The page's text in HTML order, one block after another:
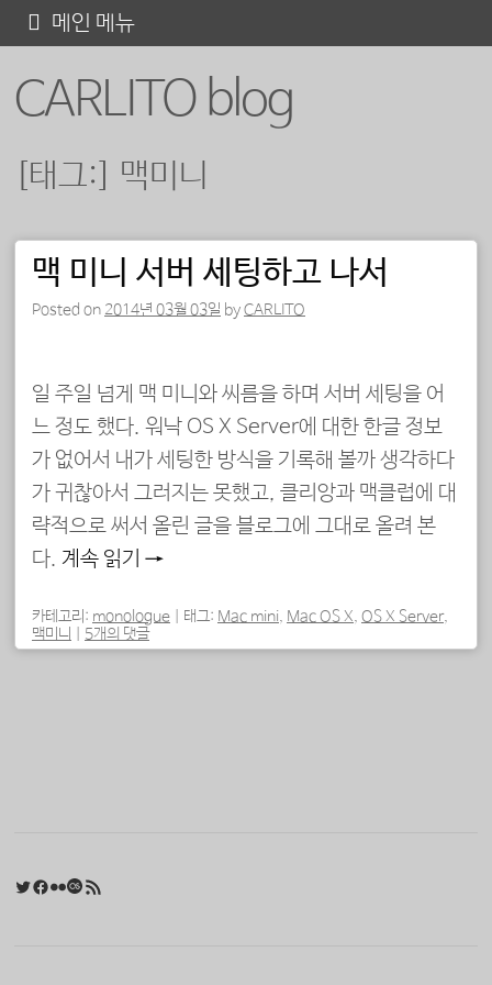
CARLITO blog
메인 메뉴
텐
[태그:] 맥미니
포스트 내비게이션
맥 미니 서버 세팅하고 나서
Posted on 2014년 03월 03일 byCARLITO
일 주일 넘게 맥 미니와 씨름을 하며 서버 세팅을 어
느 정도 했다. 워낙 OS X Server에 대한 한글 정보
가 없어서 내가 세팅한 방식을 기록해 볼까 생각하다
가 귀찮아서 그러지는 못했고, 클리앙과 맥클럽에 대
략적으로 써서 올린 글을 블로그에 그대로 올려 본
다. 계속 읽기 →
카테고리: monologue 태그: Mac mini, Mac OS X, OS X Server,
맥미니
5개의 댓글
Twitter
Facebook
FlickrLast.fm